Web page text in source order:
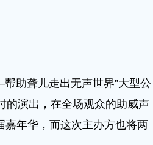
助聋儿走出无声世界”大型公
的演出，在全场观众的助威声
年华，而这次主办方也将两